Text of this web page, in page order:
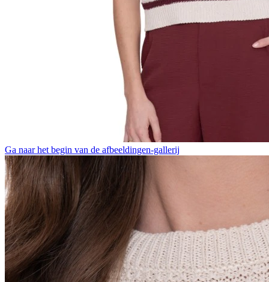
Ga naar het begin van de afbeeldingen-gallerij